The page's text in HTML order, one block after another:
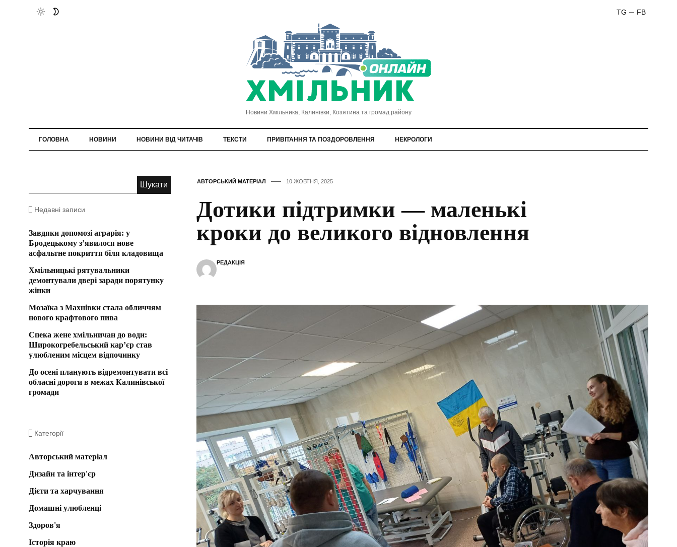
FB
TG
Новини Хмільника, Калинівки, Козятина та громад району
ГОЛОВНА НОВИНИ НОВИНИ ВІД ЧИТАЧІВ ТЕКСТИ ПРИВІТАННЯ ТА ПОЗДОРОВЛЕННЯ НЕКРОЛОГИ
АВТОРСЬКИЙ МАТЕРІАЛ 10 ЖОВТНЯ, 2025
Дотики підтримки — маленькі
кроки до великого відновлення
РЕДАКЦІЯ
Недавні записи
Завдяки допомозі аграрія: у
Бродецькому з’явилося нове
асфальтне покриття біля кладовища
Хмільницькі рятувальники
демонтували двері заради порятунку
жінки
Мозаїка з Махнівки стала обличчям
нового крафтового пива
Спека жене хмільничан до води:
Широкогребельський кар’єр став
улюбленим місцем відпочинку
До осені планують відремонтувати всі
обласні дороги в межах Калинівської
громади
Категорії
Авторський матеріал
Дизайн та інтер'єр
Дієти та харчування
Домашні улюбленці
Здоров'я
Історія краю